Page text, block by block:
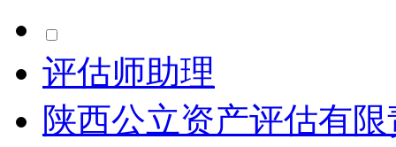
评估师助理
陕西公立资产评估有